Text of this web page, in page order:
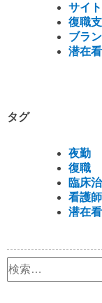
サイ
復職
ブラ
潜在
タグ
夜勤
復職
臨床
看護師
潜在
検
索: